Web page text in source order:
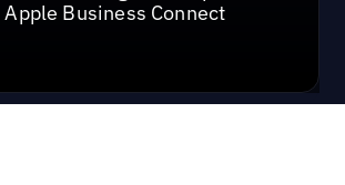
Apple Business Connect